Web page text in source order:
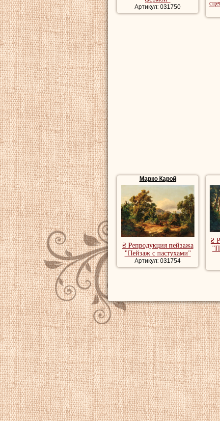
Артикул: 031750
Марко Карой
₴ Репродукция пейзажа
"Пейзаж с пастухами"
Артикул: 031754
₴